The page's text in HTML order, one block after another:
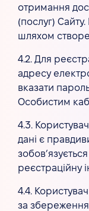
отримання
(послуг)
шляхом
4.2. Для
адресу
вказати
Особистим
4.3.
дані є
реєстраційну
4.4.
за збереження